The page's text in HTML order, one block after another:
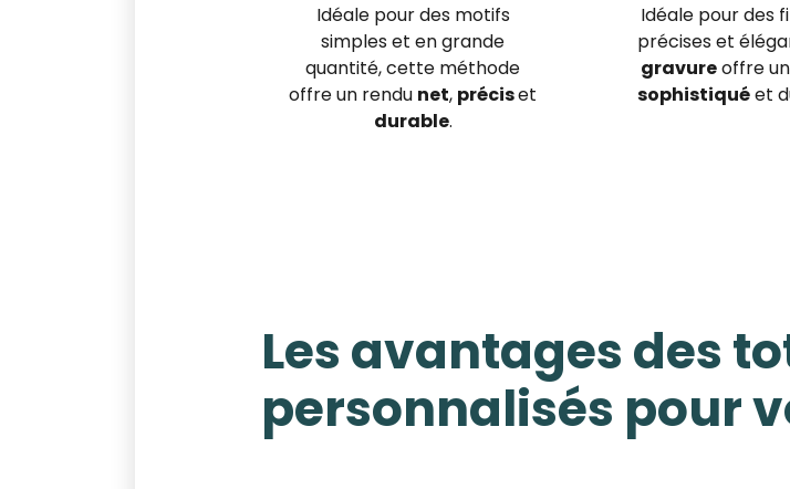
Idéale pour des motifs
simples et en grande
quantité, cette méthode
offre un rendu net, préciset
durable.
Idéale pour des
précises et
gravureoffre
sophistiquéet
Les avantages des
personnalisés pour